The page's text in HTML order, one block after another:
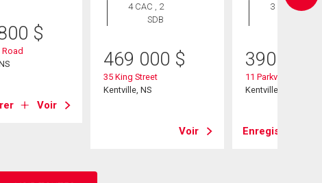
$
Voir
4 CAC , 2
SDB
469 000 $
35 King Street
Kentville, NS
Voir
3 CAC , 2
390 000
11 Parkview Road
Kentville, NS
Enregistrer